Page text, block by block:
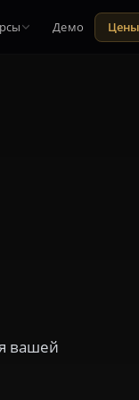
Демо Цены
вашей